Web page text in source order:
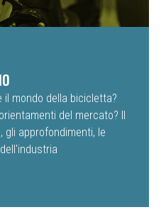
il mondo della bicicletta?
del mercato? Il
gli approfondimenti, le